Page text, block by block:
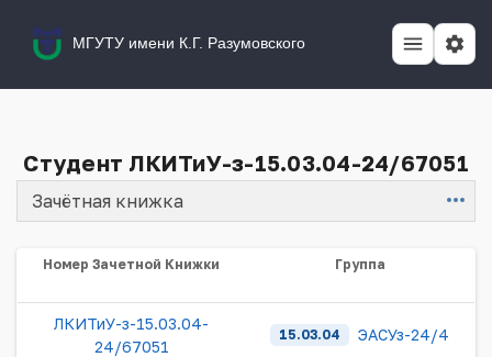
МГУТУ имени К.Г. Разумовского
Студент ЛКИТиУ-з-15.03.04-24/67051
Зачётная книжка Item
Номер Зачетной Книжки Группа
ЛКИТиУ-з-15.03.04-
24/67051
15.03.04 ЭАСУз-24/4